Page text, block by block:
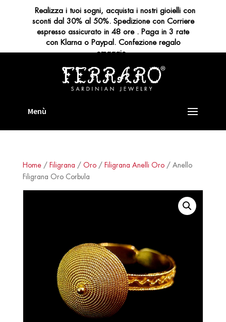
Home/ Filigrana / Oro/ Filigrana Anelli Oro/ Anello
Filigrana Oro Corbula
Realizza i tuoi sogni, acquista i nostri gioielli con
sconti dal 30% al 50%. Spedizione con Corriere
espresso assicurato in 48 ore . Paga in 3 rate
con Klarna o Paypal. Confezione regalo
omaggio